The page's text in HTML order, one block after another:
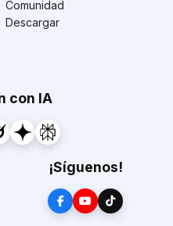
Comunidad
Descargar
con IA
¡Síguenos!